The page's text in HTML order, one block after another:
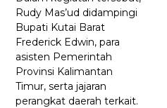
Rudy Mas’ud didampingi
Bupati Kutai Barat
Frederick Edwin, para
asisten Pemerintah
Provinsi Kalimantan
Timur, serta jajaran
perangkat daerah terkait.